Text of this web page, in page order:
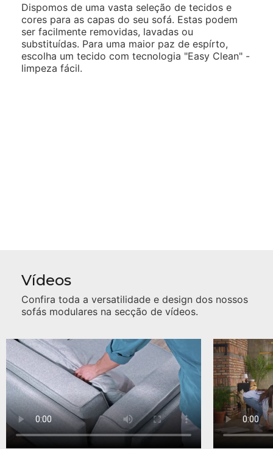
Dispomos de uma vasta seleção de tecidos e
cores para as capas do seu sofá. Estas podem
ser facilmente removidas, lavadas ou
substituídas. Para uma maior paz de espírto,
escolha um tecido com tecnologia "Easy Clean" -
limpeza fácil.
Vídeos
Confira toda a versatilidade e design dos nossos
sofás modulares na secção de vídeos.